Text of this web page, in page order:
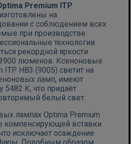
Premium ITP
изготовлены на
с соблюдением всех
при производстве
технологии
рекордной яркости
люменов. Ксеноновые
HB3 (9005) светит на
ламп, имеют
5482 К, что придаёт
белый свет.
лампах Optima Premium
компенсирующей вставки
исключает осаждение